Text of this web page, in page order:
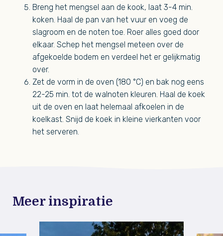
Breng het mengsel aan de kook, laat 3-4 min.
koken. Haal de pan van het vuur en voeg de
slagroom en de noten toe. Roer alles goed door
elkaar. Schep het mengsel meteen over de
afgekoelde bodem en verdeel het er gelijkmatig
over.
Zet de vorm in de oven (180 °C) en bak nog eens
22-25 min. tot de walnoten kleuren. Haal de koek
uit de oven en laat helemaal afkoelen in de
koelkast. Snijd de koek in kleine vierkanten voor
het serveren.
Meer inspiratie